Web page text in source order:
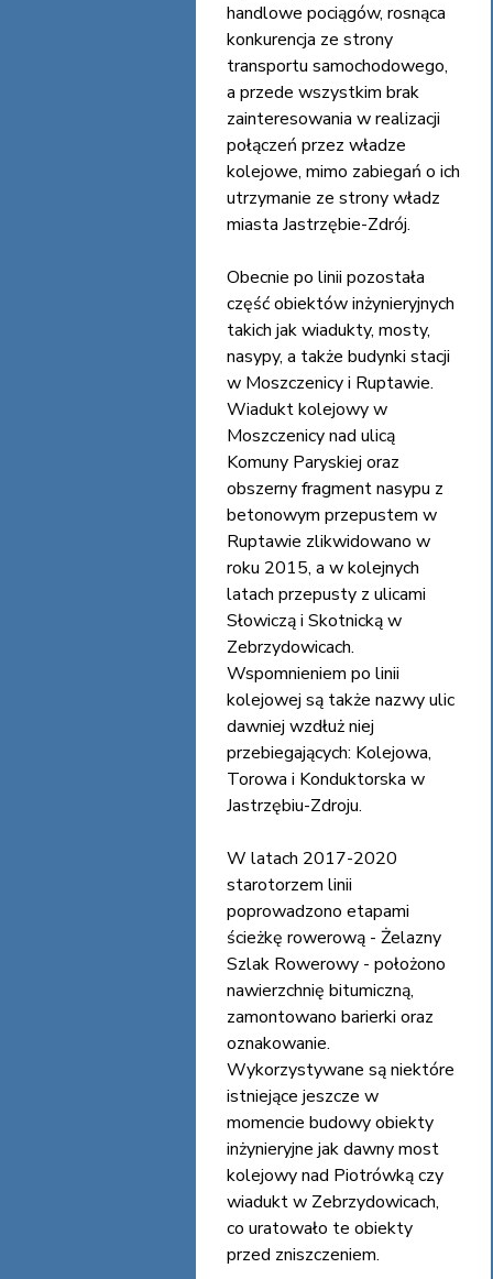
handlowe pociągów, rosnąca
konkurencja ze strony
transportu samochodowego,
a przede wszystkim brak
zainteresowania w realizacji
połączeń przez władze
kolejowe, mimo zabiegań o ich
utrzymanie ze strony władz
miasta Jastrzębie-Zdrój.
Obecnie po linii pozostała
część obiektów inżynieryjnych
takich jak wiadukty, mosty,
nasypy, a także budynki stacji
w Moszczenicy i Ruptawie.
Wiadukt kolejowy w
Moszczenicy nad ulicą
Komuny Paryskiej oraz
obszerny fragment nasypu z
betonowym przepustem w
Ruptawie zlikwidowano w
roku 2015, a w kolejnych
latach przepusty z ulicami
Słowiczą i Skotnicką w
Zebrzydowicach.
Wspomnieniem po linii
kolejowej są także nazwy ulic
dawniej wzdłuż niej
przebiegających: Kolejowa,
Torowa i Konduktorska w
Jastrzębiu-Zdroju.
W latach 2017-2020
starotorzem linii
poprowadzono etapami
ścieżkę rowerową - Żelazny
Szlak Rowerowy - położono
nawierzchnię bitumiczną,
zamontowano barierki oraz
oznakowanie.
Wykorzystywane są niektóre
istniejące jeszcze w
momencie budowy obiekty
inżynieryjne jak dawny most
kolejowy nad Piotrówką czy
wiadukt w Zebrzydowicach,
co uratowało te obiekty
przed zniszczeniem.